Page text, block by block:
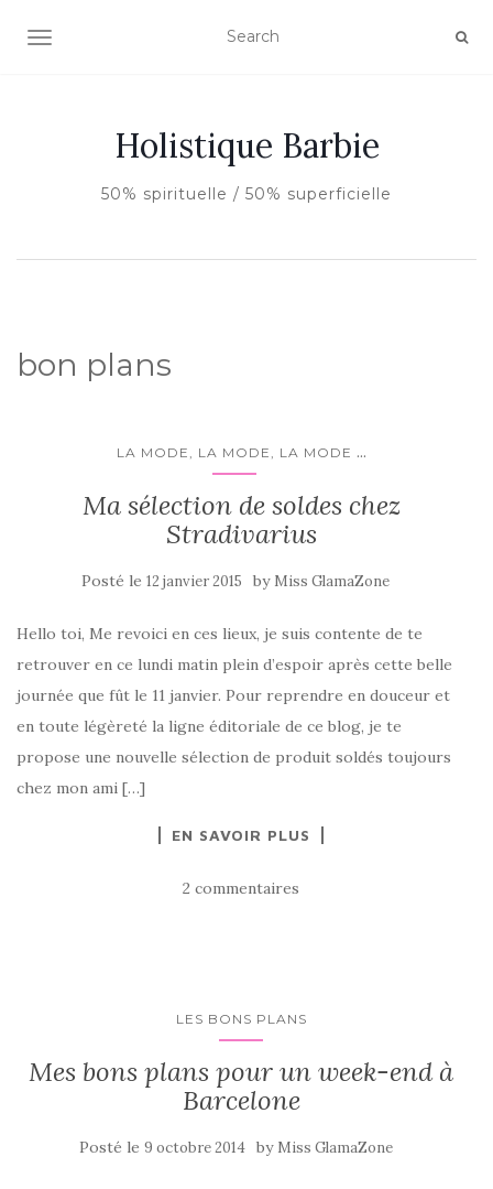
AFFICHER/MASQUER LA NAVIGATION
Holistique Barbie
50% spirituelle / 50% superficielle
bon plans
LA MODE, LA MODE, LA MODE ...
Ma sélection de soldes chez
Stradivarius
Posté le 12 janvier 2015 by Miss GlamaZone
Hello toi, Me revoici en ces lieux, je suis contente de te
retrouver en ce lundi matin plein d’espoir après cette belle
journée que fût le 11 janvier. Pour reprendre en douceur et
en toute légèreté la ligne éditoriale de ce blog, je te
propose une nouvelle sélection de produit soldés toujours
chez mon ami […]
EN SAVOIR PLUS
2 commentaires
LES BONS PLANS
Mes bons plans pour un week-end à
Barcelone
Posté le 9 octobre 2014 by Miss GlamaZone